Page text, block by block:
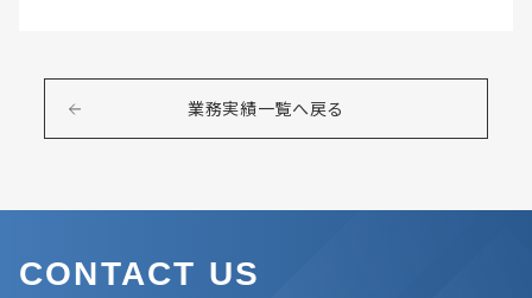
業務実績一覧へ戻る
CONTACT US